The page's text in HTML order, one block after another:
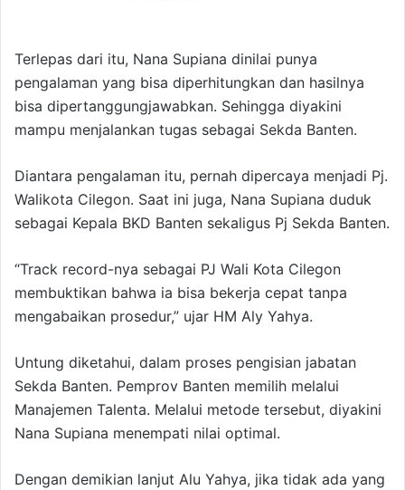
Terlepas dari itu, Nana Supiana dinilai punya
pengalaman yang bisa diperhitungkan dan hasilnya
bisa dipertanggungjawabkan. Sehingga diyakini
mampu menjalankan tugas sebagai Sekda Banten.
Diantara pengalaman itu, pernah dipercaya menjadi Pj.
Walikota Cilegon. Saat ini juga, Nana Supiana duduk
sebagai Kepala BKD Banten sekaligus Pj Sekda Banten.
“Track record-nya sebagai PJ Wali Kota Cilegon
membuktikan bahwa ia bisa bekerja cepat tanpa
mengabaikan prosedur,” ujar HM Aly Yahya.
Untung diketahui, dalam proses pengisian jabatan
Sekda Banten. Pemprov Banten memilih melalui
Manajemen Talenta. Melalui metode tersebut, diyakini
Nana Supiana menempati nilai optimal.
Dengan demikian lanjut Alu Yahya, jika tidak ada yang